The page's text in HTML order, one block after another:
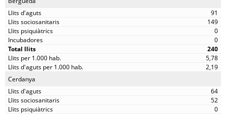
91
149
0
0
240
5,78
2,19
Cerdanya
64
52
0